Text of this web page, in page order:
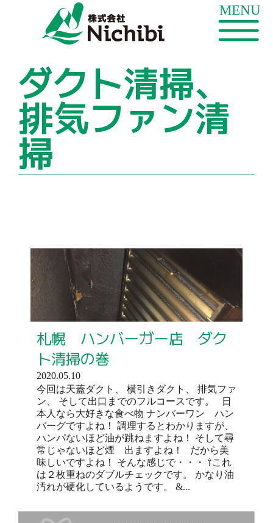
ダクト清掃、
排気ファン清
掃
札幌 ハンバーガー店 ダク
ト清掃の巻
2020.05.10
今回は天蓋ダクト、 横引きダクト、 排気ファ
ン、 そして出口までのフルコースです。 日
本人なら大好きな食べ物 ナンバーワン ハン
バーグですよね！ 調理するとわかりますが、
ハンパないほど油が跳ねますよね！ そして尋
常じゃないほど煙 出ますよね！ だから美
味しいですよね！ そんな感じで・・・ ⇧これ
は２枚重ねのダブルチェックです。 かなり油
汚れが硬化しているようです。 &...